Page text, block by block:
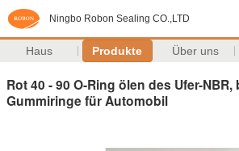
Ningbo Robon Sealing CO.,LTD
Haus Produkte Über uns
Rot 40 - 90 O-Ring ölen des Ufer-
Gummiringe für Automobil